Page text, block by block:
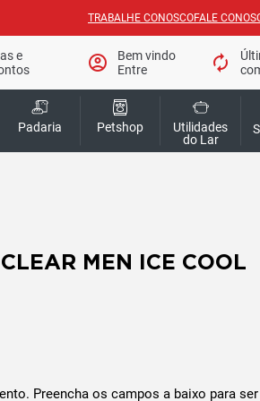
TRABALHE CONOSCOFALE
e
account_circle
Bem vindo
Entre
autorenew
Padaria Petshop
Utilidades
do Lar
MEN ICE COOL
Preencha os campos a baixo para